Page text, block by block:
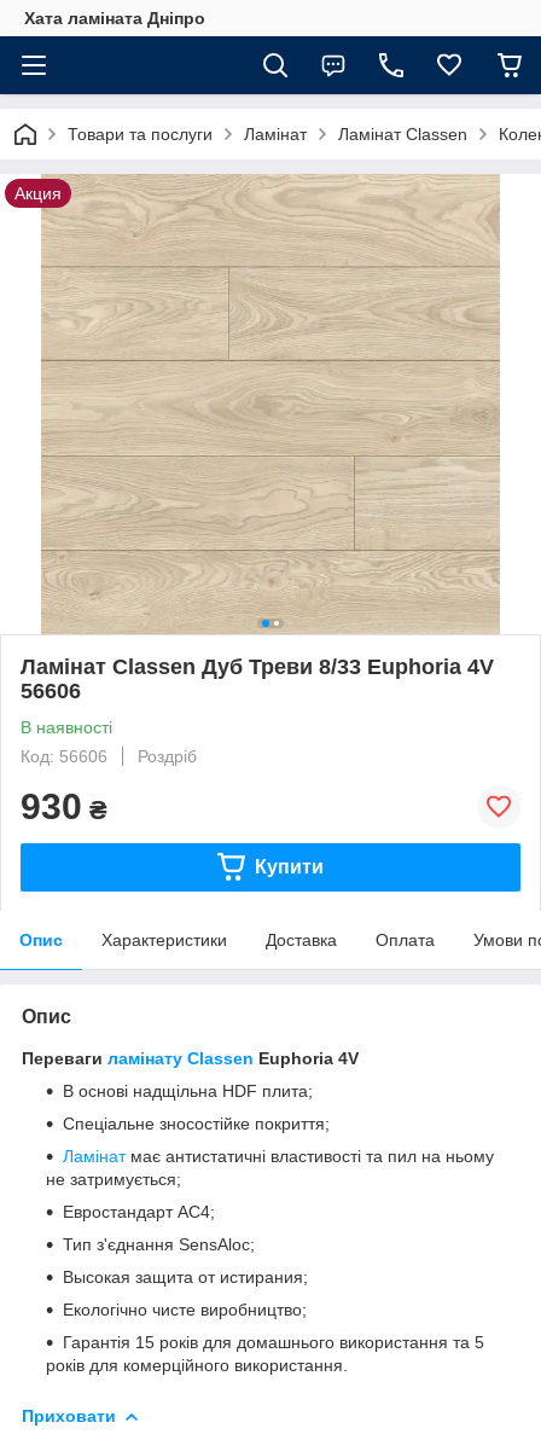
Хата ламіната Дніпро
Товари та послуги Ламінат Ламінат Classen
Акция
Ламінат Classen Дуб Треви 8/33 Euphoria 4V
56606
В наявності
Код: 56606
Роздріб
930 ₴
Купити
Опис Характеристики Доставка Оплата Умови
Опис
Переваги ламінату Classen Euphoria 4V
В основі надщільна HDF плита;
Спеціальне зносостійке покриття;
Ламінатмає антистатичні властивості та пил на ньому
не затримується;
Евростандарт AC4;
Тип з'єднання SensAloc;
Высокая защита от истирания;
Екологічно чисте виробництво;
Гарантія 15 років для домашнього використання та 5
років для комерційного використання.
Приховати